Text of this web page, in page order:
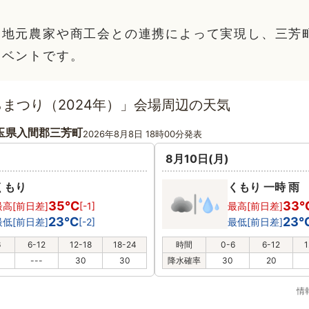
元農家や商工会との連携によって実現し、三芳
ントです。
つり（2024年）」会場周辺の天気
県入間郡三芳町2026年8月8日 18時00分発表
もり
高[前日差]35℃[-1]
低[前日差]23℃[-2]
6-12 12-18
18-24
---
30 30
8月10日(月)
くもり 一時 雨
最高[前日差]
最低[前日差]
時間 0-6 6-12
降水確率
30 20
情